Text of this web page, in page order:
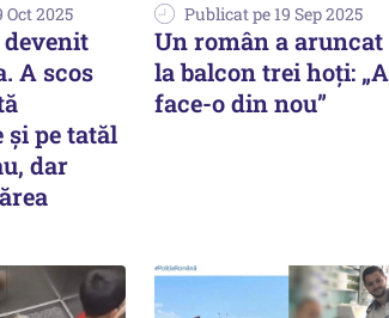
Oct 2025
A scos
și pe tatăl
dar
Publicat pe 19 Sep 2025
Un român a aruncat
la balcon trei hoți:
face-o din nou”